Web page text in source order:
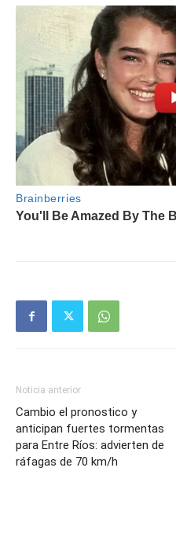
Noticia anterior
Cambio el pronostico y
anticipan fuertes tormentas
para Entre Ríos: advierten de
ráfagas de 70 km/h